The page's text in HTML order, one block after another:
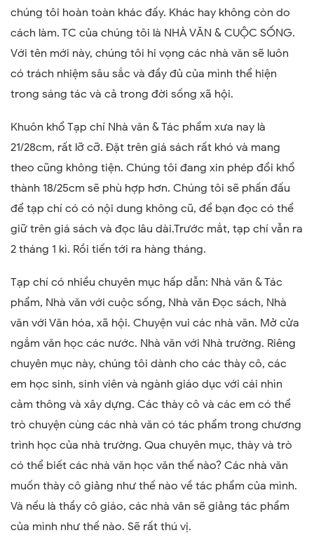
chúng tôi hoàn toàn khác đấy. Khác hay không còn do
cách làm. TC của chúng tôi là NHÀ VĂN & CUỘC SỐNG.
Với tên mới này, chúng tôi hi vọng các nhà văn sẽ luôn
có trách nhiệm sâu sắc và đầy đủ của mình thể hiện
trong sáng tác và cả trong đời sống xã hội.
Khuôn khổ Tạp chí Nhà văn & Tác phẩm xưa nay là
21/28cm, rất lỡ cỡ. Đặt trên giá sách rất khó và mang
theo cũng không tiện. Chúng tôi đang xin phép đổi khổ
thành 18/25cm sẽ phù hợp hơn. Chúng tôi sẽ phấn đấu
để tạp chí có có nội dung không cũ, để bạn đọc có thể
giữ trên giá sách và đọc lâu dài.Trước mắt, tạp chí vẫn ra
2 tháng 1 kì. Rồi tiến tới ra hàng tháng.
Tạp chí có nhiều chuyên mục hấp dẫn: Nhà văn & Tác
phẩm, Nhà văn với cuộc sống, Nhà văn Đọc sách, Nhà
văn với Văn hóa, xã hội. Chuyện vui các nhà văn. Mở cửa
ngắm văn học các nước. Nhà văn với Nhà trường. Riêng
chuyên mục này, chúng tôi dành cho các thày cô, các
em học sinh, sinh viên và ngành giáo dục với cái nhìn
cảm thông và xây dựng. Các thày cô và các em có thể
trò chuyện cùng các nhà văn có tác phẩm trong chương
trình học của nhà trường. Qua chuyên mục, thày và trò
có thể biết các nhà văn học văn thế nào? Các nhà văn
muốn thày cô giảng như thế nào về tác phẩm của mình.
Và nếu là thầy cô giáo, các nhà văn sẽ giảng tác phẩm
của mình như thế nào. Sẽ rất thú vị.